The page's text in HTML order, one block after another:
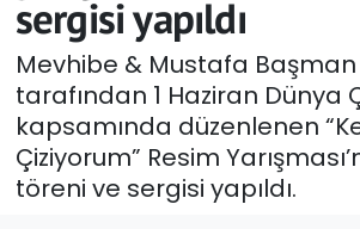
sergisi yapıldı
Mevhibe & Mustafa Başman
tarafından 1 Haziran Dünya
kapsamında düzenlenen
Çiziyorum” Resim
töreni ve sergisi yapıldı.
Foto Galeri
GEZİ
Güncel
Gündem
Haber Arşivi